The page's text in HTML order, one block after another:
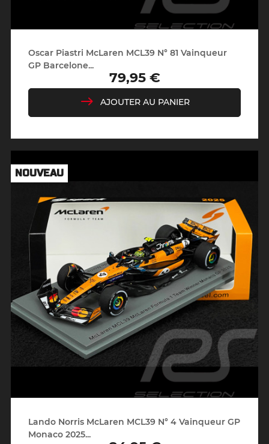
Oscar Piastri McLaren MCL39 N° 81 Vainqueur
GP Barcelone...
Prix
79,95 €
AJOUTER AU PANIER
Lando Norris McLaren MCL39 N° 4 Vainqueur GP
Monaco 2025...
NOUVEAU